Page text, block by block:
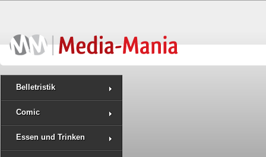
Belletristik
Comic
Essen und Trinken